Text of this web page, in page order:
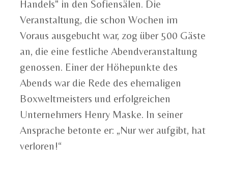
Handels" in den Sofiensälen. Die
Veranstaltung, die schon Wochen im
Voraus ausgebucht war, zog über 500 Gäste
an, die eine festliche Abendveranstaltung
genossen. Einer der Höhepunkte des
Abends war die Rede des ehemaligen
Boxweltmeisters und erfolgreichen
Unternehmers Henry Maske. In seiner
Ansprache betonte er: „Nur wer aufgibt, hat
verloren!“